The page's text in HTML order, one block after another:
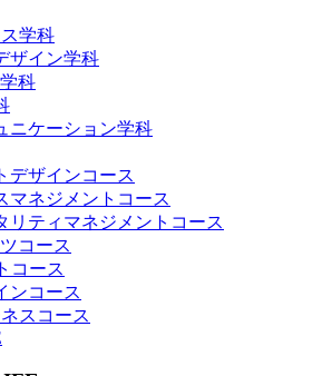
学科
ザイン学科
科
ニケーション学科
デザインコース
マネジメントコース
リティマネジメントコース
コース
コース
ンコース
スコース